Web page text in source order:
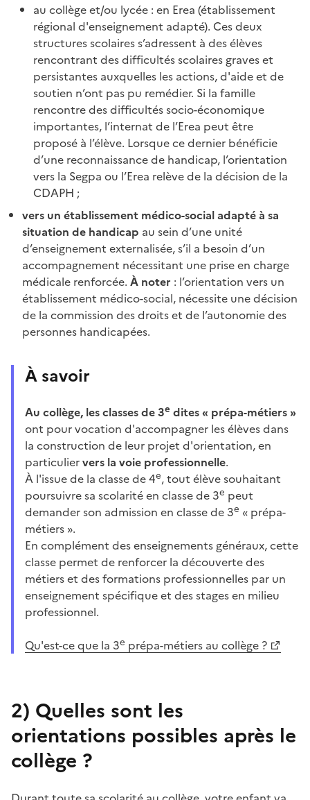
au collège et/ou lycée : en Erea (établissement
régional d'enseignement adapté). Ces deux
structures scolaires s’adressent à des élèves
rencontrant des difficultés scolaires graves et
persistantes auxquelles les actions, d'aide et de
soutien n’ont pas pu remédier. Si la famille
rencontre des difficultés socio-économique
importantes, l’internat de l’Erea peut être
proposé à l’élève. Lorsque ce dernier bénéficie
d’une reconnaissance de handicap, l’orientation
vers la Segpa ou l’Erea relève de la décision de la
CDAPH ;
vers un établissement médico-social adapté à sa
situation de handicap au sein d’une unité
d’enseignement externalisée, s’il a besoin d’un
accompagnement nécessitant une prise en charge
médicale renforcée. À noter : l’orientation vers un
établissement médico-social, nécessite une décision
de la commission des droits et de l’autonomie des
personnes handicapées.
À savoir
Au collège, les classes de 3e dites « prépa-métiers »
ont pour vocation d'accompagner les élèves dans
la construction de leur projet d'orientation, en
particuliervers la voie professionnelle.
À l'issue de la classe de 4e, tout élève souhaitant
poursuivre sa scolarité en classe de 3e peut
demander son admission en classe de 3e « prépa-
métiers ».
En complément des enseignements généraux, cette
classe permet de renforcer la découverte des
métiers et des formations professionnelles par un
enseignement spécifique et des stages en milieu
professionnel.
Qu'est-ce que la 3e prépa-métiers au collège ?
2) Quelles sont les
orientations possibles après le
collège ?